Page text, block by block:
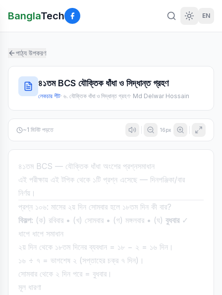
BanglaTech EN
পাঠ্য উপকরণ
৪১তম BCS যৌক্তিক ধাঁধা ও সিদ্ধান্ত গ্রহণ
লেকচার শীট· ৬. যৌক্তিক ধাঁধা ও সিদ্ধান্ত গ্রহণ· Md Delwar Hossain
~1 মিনিট পড়তে 16px
৪১তম BCS — যৌক্তিক ধাঁধা অংশের প্রশ্নসমাধান
এই পরীক্ষায় এই টপিক থেকে ১টি প্রশ্ন এসেছে — দিনপঞ্জিকা/বার
নির্ণয়।
প্রশ্ন ১০৬: মাসের ২য় দিন সোমবার হলে ১৮তম দিন কী বার?
বিকল্প: (ক) রবিবার • (খ) সোমবার • (গ) মঙ্গলবার • (ঘ) বুধবার✓
ধাপে ধাপে সমাধান
২য় দিন থেকে ১৮তম দিনের ব্যবধান = ১৮ − ২ = ১৬ দিন।
১৬ ÷ ৭ = ভাগশেষ ২ (সপ্তাহের চক্র ৭ দিন)।
সোমবার থেকে ২ দিন পরে = বুধবার।
মূল ধারণা